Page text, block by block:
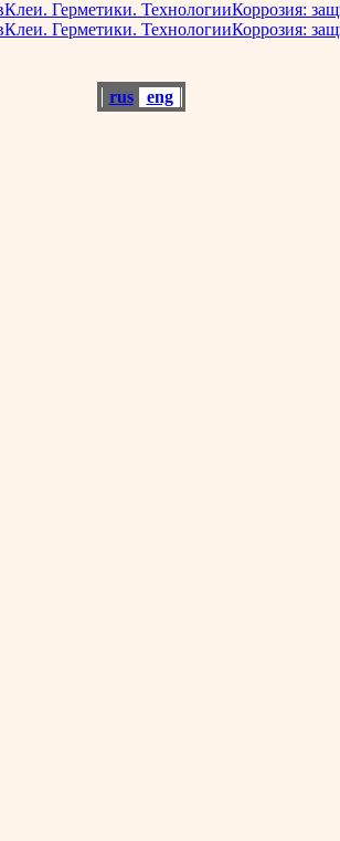
Клеи. Герметики. ТехнологииКоррозия:
Клеи. Герметики. ТехнологииКоррозия:
rus eng